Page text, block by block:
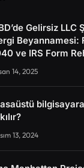
Gelirsiz
Beyannamesi:
ve IRS Form
14, 2025
13, 2024